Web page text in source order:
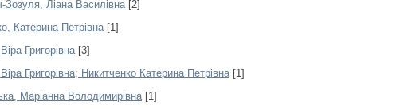
Зозуля, Ліана Василівна[2]
Катерина Петрівна[1]
Григорівна[3]
Григорівна; Никитченко Катерина Петрівна[1]
Маріанна Володимирівна[1]